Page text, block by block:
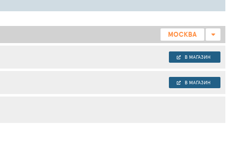
МОСКВА
В МАГАЗИН
В МАГАЗИН